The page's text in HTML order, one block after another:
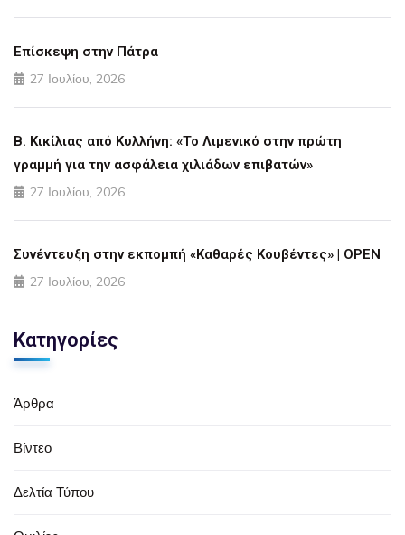
Επίσκεψη στην Πάτρα
27 Ιουλίου, 2026
Β. Κικίλιας από Κυλλήνη: «Το Λιμενικό στην πρώτη
γραμμή για την ασφάλεια χιλιάδων επιβατών»
27 Ιουλίου, 2026
Συνέντευξη στην εκπομπή «Καθαρές Κουβέντες» | OPEN
27 Ιουλίου, 2026
Κατηγορίες
Άρθρα
Βίντεο
Δελτία Τύπου